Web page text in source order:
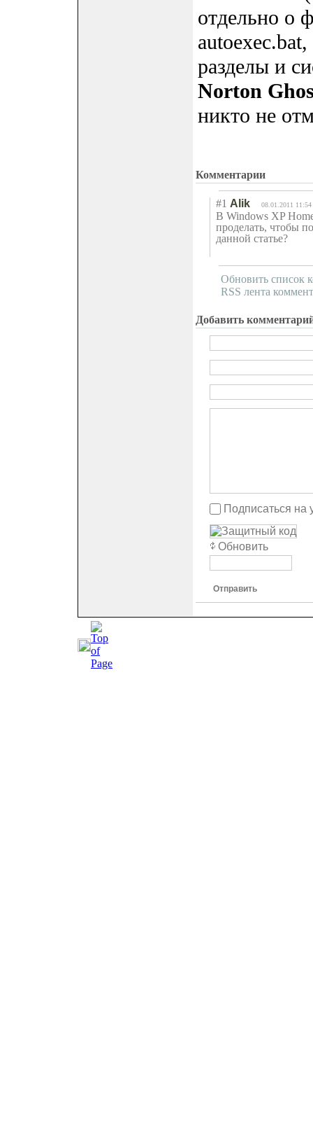
отдельно о
разделы и
Norton
никто не
Комментарии
#1 Alik 08.01.2011 11:54
В Windows XP
проделать, чтобы
данной статье?
Обновить список
RSS лента
Добавить
Подписаться на
Обновить
Отправить